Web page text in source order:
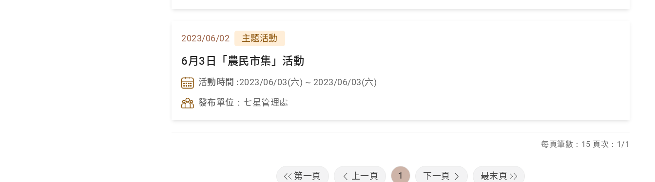
2023/06/02 主題活動
6月3日「農民市集」活動
活動時間 :2023/06/03(六) ~ 2023/06/03(六)
發布單位： 七星管理處
每頁筆數：15 頁次：1/1
第一頁 上一頁 1 下一頁 最末頁